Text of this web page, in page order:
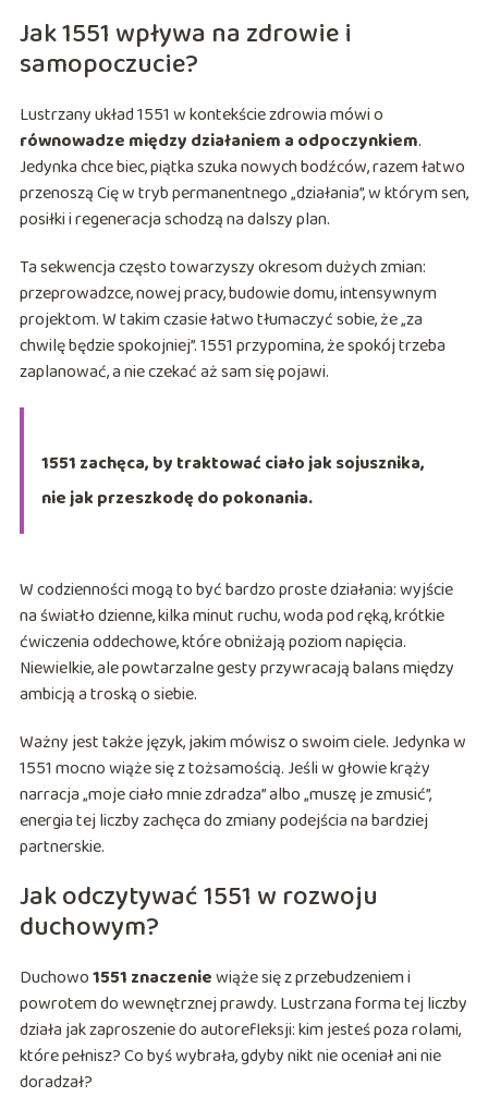
Jak 1551 wpływa na zdrowie i
samopoczucie?
Lustrzany układ 1551 w kontekście zdrowia mówi o
równowadze między działaniem a odpoczynkiem.
Jedynka chce biec, piątka szuka nowych bodźców, razem łatwo
przenoszą Cię w tryb permanentnego „działania”, w którym sen,
posiłki i regeneracja schodzą na dalszy plan.
Ta sekwencja często towarzyszy okresom dużych zmian:
przeprowadzce, nowej pracy, budowie domu, intensywnym
projektom. W takim czasie łatwo tłumaczyć sobie, że „za
chwilę będzie spokojniej”. 1551 przypomina, że spokój trzeba
zaplanować, a nie czekać aż sam się pojawi.
1551 zachęca, by traktować ciało jak sojusznika,
nie jak przeszkodę do pokonania.
W codzienności mogą to być bardzo proste działania: wyjście
na światło dzienne, kilka minut ruchu, woda pod ręką, krótkie
ćwiczenia oddechowe, które obniżają poziom napięcia.
Niewielkie, ale powtarzalne gesty przywracają balans między
ambicją a troską o siebie.
Ważny jest także język, jakim mówisz o swoim ciele. Jedynka w
1551 mocno wiąże się z tożsamością. Jeśli w głowie krąży
narracja „moje ciało mnie zdradza” albo „muszę je zmusić”,
energia tej liczby zachęca do zmiany podejścia na bardziej
partnerskie.
Jak odczytywać 1551 w rozwoju
duchowym?
Duchowo1551 znaczeniewiąże się z przebudzeniem i
powrotem do wewnętrznej prawdy. Lustrzana forma tej liczby
działa jak zaproszenie do autorefleksji: kim jesteś poza rolami,
które pełnisz? Co byś wybrała, gdyby nikt nie oceniał ani nie
doradzał?